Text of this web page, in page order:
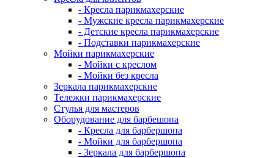
- Кресла парикмахерские
- Мужские кресла парикмахерские
- Детские кресла парикмахерские
- Подставки парикмахерские
Мойки парикмахерские
- Мойки с креслом
- Мойки без кресла
Зеркала парикмахерские
Тележки парикмахерские
Стулья для мастеров
Оборудование для барбешопа
- Кресла для барбершопа
- Мойки для барбершопа
- Зеркала для барбершопа